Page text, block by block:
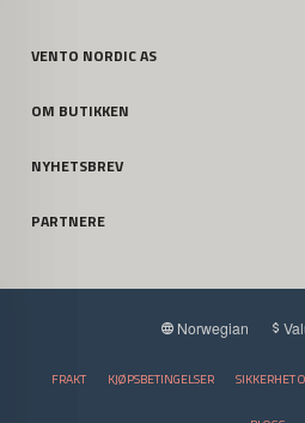
VENTO NORDIC AS
OM BUTIKKEN
NYHETSBREV
PARTNERE
Norwegian
FRAKT KJØPSBETINGELSER SIKKERHET